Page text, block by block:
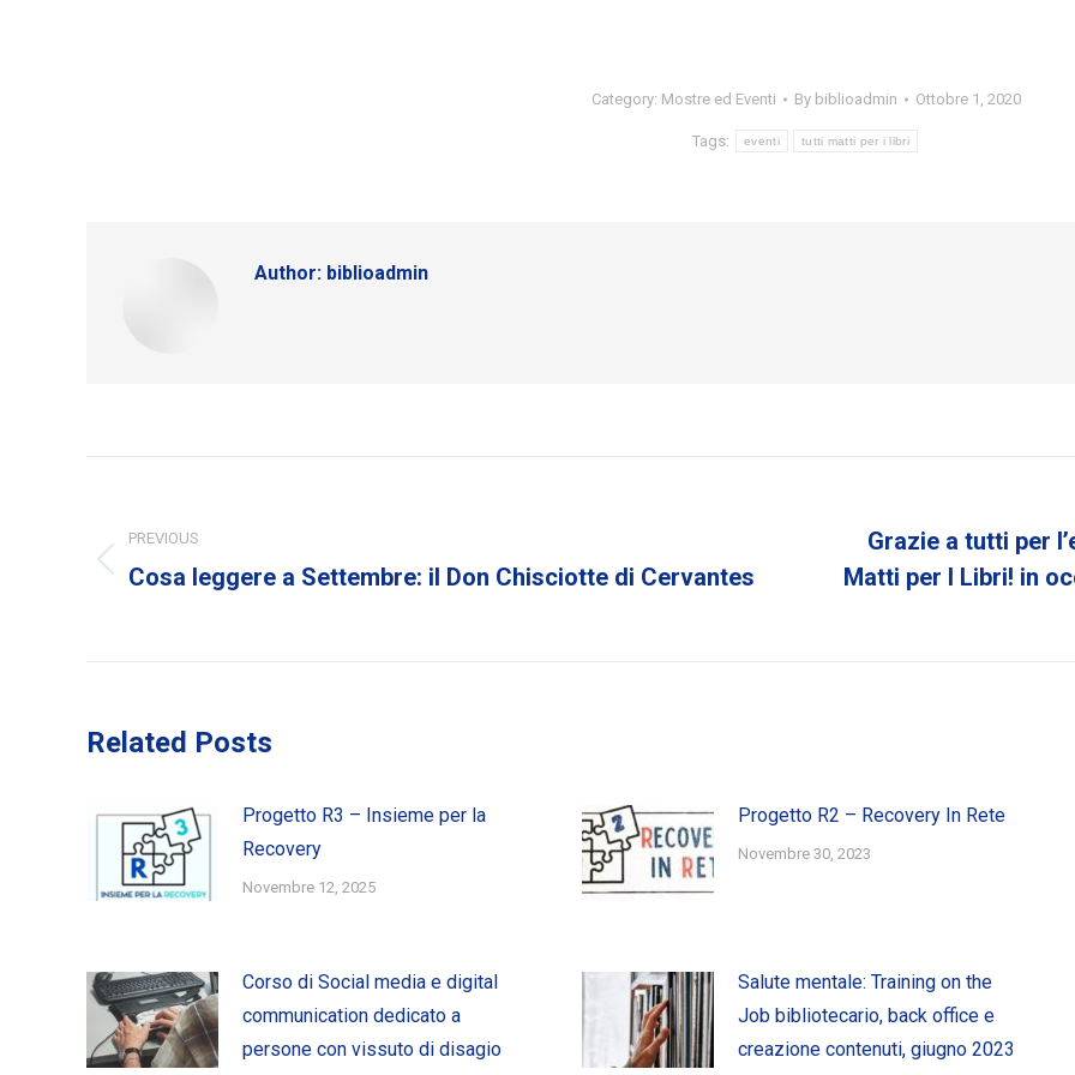
Category: Mostre ed Eventi By biblioadmin Ottobre 1, 2020
Tags: eventi tutti matti per i libri
Author: biblioadmin
navigation
PREVIOUS
Previous
Cosa leggere a Settembre: il Don Chisciotte di Cervantes
Next
Grazie a tutti per
Matti per I Libri! in
Related Posts
Progetto R3 – Insieme per la
Recovery
Novembre 12, 2025
Progetto R2 – Recovery In Rete
Novembre 30, 2023
Corso di Social media e digital
communication dedicato a
persone con vissuto di disagio
Salute mentale: Training on the
Job bibliotecario, back office e
creazione contenuti, giugno 2023